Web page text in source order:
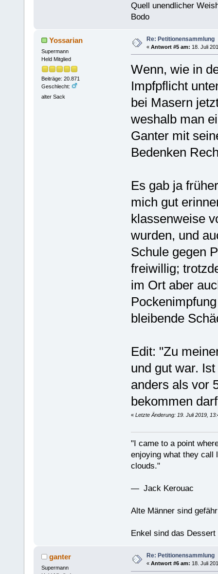
Quell unendlicher
Bodo
Yossarian
Supermann
Held Mitglied
Beiträge: 20.871
Geschlecht:
alter Sack
Re: Petitionensammlung
« Antwort #5 am: 18. Juli
Wenn, wie in
Impfpflicht
bei Masern
weshalb man
Ganter mit
Bedenken
Es gab ja
mich gut
klassenweise
wurden, und
Schule gegen
freiwillig;
im Ort aber
bleibende
Edit: "Zu
und gut war.
anders als vor
bekommen
« Letzte Änderung: 19. Juli 2019,
"I came to a point
enjoying what they call
clouds."
— Jack Kerouac
Alte Männer sind
Enkel sind das Dessert
ganter
Supermann
Re: Petitionensammlung
« Antwort #6 am: 18. Juli